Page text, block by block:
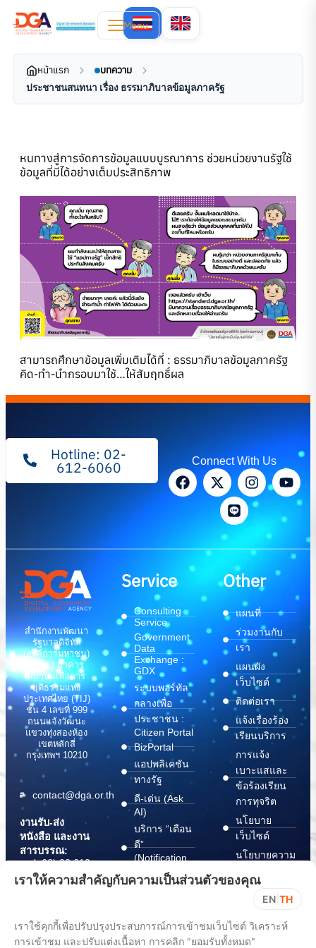
Menu
หน้าแรก บทความ
ประชาชนสนทนา เรื่อง ธรรมาภิบาลข้อมูลภาครัฐ
หนทางสู่การจัดการข้อมูลแบบบูรณาการ ช่วยหน่วยงานรัฐใช้
ข้อมูลที่มีได้อย่างเต็มประสิทธิภาพ
สามารถศึกษาข้อมูลเพิ่มเติมได้ที่ : ธรรมาภิบาลข้อมูลภาครัฐ
คิด-ทำ-นำกรอบมาใช้…ให้สัมฤทธิ์ผล
Hotline: 02-
612-6060 Connect With Us
สำนักงานพัฒนา
รัฐบาลดิจิทัล
(องค์การมหาชน)
(สพร.) อาคาร
สถาบันเพื่อการ
ยุติธรรมแห่ง
ประเทศไทย (TIJ)
ชั้น 4 เลขที่ 999
ถนนแจ้งวัฒนะ
แขวงทุ่งสองห้อง
เขตหลักสี่
กรุงเทพฯ 10210
contact@dga.or.th
งานรับ-ส่ง
หนังสือ และงาน
สารบรรณ:
(+66) 02 612
6000
saraban@dga.or.th
Center:
(+66) 02 612
Service
Consulting
Service
Government
Data
Exchange :
GDX
ระบบพอร์ทัล
กลางเพื่อ
ประชาชน :
Citizen Portal
BizPortal
แอปพลิเคชัน
ทางรัฐ
ดี-เด่น (Ask
AI)
บริการ “เตือน
ดี”
(Notification
บริการ
(Document
Wallet)
Other
แผนที่
ร่วมงานกับ
เรา
แผนผัง
เว็บไซต์
ติดต่อเรา
แจ้งเรื่องร้อง
เรียนบริการ
การแจ้ง
เบาะแสและ
ข้อร้องเรียน
การทุจริต
นโยบาย
เว็บไซต์
นโยบายความ
ปลอดภัย
สารสนเทศ
เราให้ความสำคัญกับความเป็นส่วนตัวของคุณ
EN TH
เราใช้คุกกี้เพื่อปรับปรุงประสบการณ์การเข้าชมเว็บไซต์ วิเคราะห์
การเข้าชม และปรับแต่งเนื้อหา การคลิก "ยอมรับทั้งหมด"